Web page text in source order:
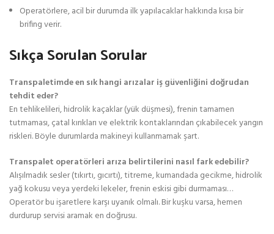
Operatörlere, acil bir durumda ilk yapılacaklar hakkında kısa bir
brifing verir.
Sıkça Sorulan Sorular
Transpaletimde en sık hangi arızalar iş güvenliğini doğrudan
tehdit eder?
En tehlikelileri, hidrolik kaçaklar (yük düşmesi), frenin tamamen
tutmaması, çatal kırıkları ve elektrik kontaklarından çıkabilecek yangın
riskleri. Böyle durumlarda makineyi kullanmamak şart.
Transpalet operatörleri arıza belirtilerini nasıl fark edebilir?
Alışılmadık sesler (tıkırtı, gıcırtı), titreme, kumandada gecikme, hidrolik
yağ kokusu veya yerdeki lekeler, frenin eskisi gibi durmaması…
Operatör bu işaretlere karşı uyanık olmalı. Bir kuşku varsa, hemen
durdurup servisi aramak en doğrusu.